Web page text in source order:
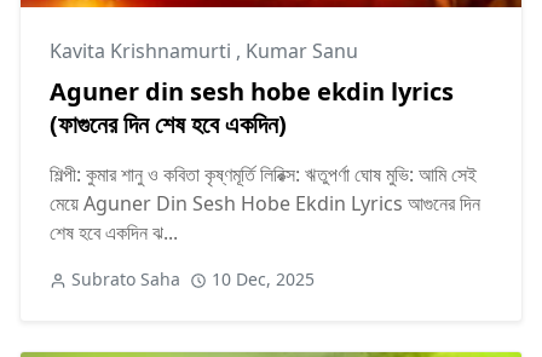
Kavita Krishnamurti , Kumar Sanu
Aguner din sesh hobe ekdin lyrics
(ফাগুনের দিন শেষ হবে একদিন)
শিল্পী: কুমার শানু ও কবিতা কৃষ্ণমূর্তি লিরিক্স: ঋতুপর্ণা ঘোষ মুভি: আমি সেই
মেয়ে Aguner Din Sesh Hobe Ekdin Lyrics আগুনের দিন
শেষ হবে একদিন ঝ...
Subrato Saha 10 Dec, 2025